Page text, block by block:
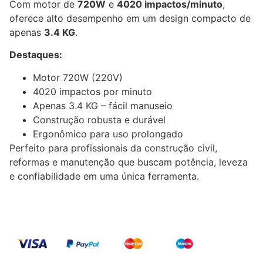
Com motor de 720W e 4020 impactos/minuto,
oferece alto desempenho em um design compacto de
apenas 3.4 KG.
Destaques:
Motor 720W (220V)
4020 impactos por minuto
Apenas 3.4 KG – fácil manuseio
Construção robusta e durável
Ergonômico para uso prolongado
Perfeito para profissionais da construção civil,
reformas e manutenção que buscam potência, leveza
e confiabilidade em uma única ferramenta.